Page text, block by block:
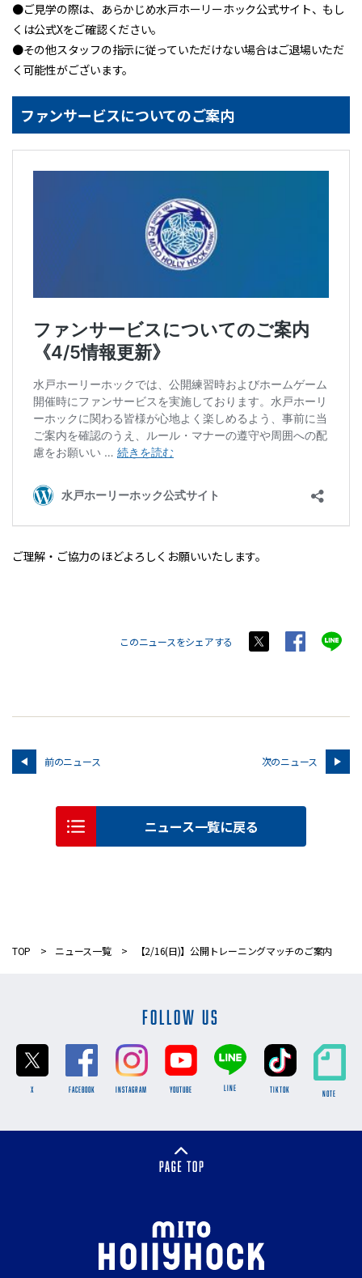
●ご見学の際は、あらかじめ水戸ホーリーホック公式サイト、もし
くは公式Xをご確認ください。
●その他スタッフの指示に従っていただけない場合はご退場いただ
く可能性がございます。
ファンサービスについてのご案内
ご理解・ご協力のほどよろしくお願いいたします。
このニュースをシェアする
前のニュース 次のニュース
ニュース一覧に戻る
TOP ニュース一覧 【2/16(日)】公開トレーニングマッチのご案内
FOLLOW US
X FACEBOOK INSTAGRAM YOUTUBE LINE TikTok NOTE